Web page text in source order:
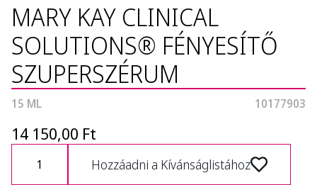
MARY KAY CLINICAL
SOLUTIONS® FÉNYESÍTŐ
SZUPERSZÉRUM
15 ML 10177903
14 150,00 Ft
Hozzáadni a Kívánságlistához